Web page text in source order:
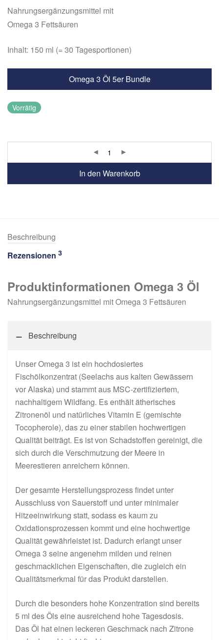
Nahrungsergänzungsmittel mit
Omega 3 Fettsäuren
Inhalt: 150 ml (= 30 Tagesportionen)
Omega 3 Öl 5er Bundle
Vorrätig
In den Warenkorb
Beschreibung
Rezensionen 3
Produktinformationen Omega 3 Öl
Nahrungsergänzungsmittel mit Omega 3 Fettsäuren
Beschreibung
Unser Omega 3 ist ein hochdosiertes
Fischölkonzentrat (Seelachs aus kalten Gewässern
vor Alaska) und stammt aus MSC-zertifiziertem,
nachhaltigem Wildfang. Es enthält ätherisches
Zitronenöl und natürliches Vitamin E (gemischte
Tocopherole), das zu einer stabilen hochwertigen
Qualität beiträgt. Es ist von Schadstoffen gereinigt, die
sich durch die Verschmutzung der Meere in
Meerestieren anreichern können.
Der gesamte Herstellungsprozess findet unter
Ausschluss von Sauerstoff und unter minimaler
Hitzeeinwirkung statt, sodass es kaum zu
Oxidationsprozessen kommt und eine hochwertige
Qualität gewährleistet ist. Dadurch erlangt unser
Omega 3 seine angenehm milden und reinen
geschmacklichen Eigenschaften, die zugleich ein
Qualitätsmerkmal für das Produkt darstellen.
Durch die besonders hohe Konzentration sind bereits
5 ml des Öls eine ausreichend hohe Tagesdosis.
Das Öl hat einen leckeren Geschmack nach Zitrone